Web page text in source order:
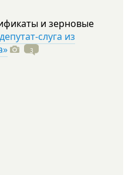
и зерновые
слуга из
3